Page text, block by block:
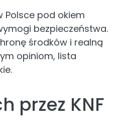
Polsce pod okiem
bezpieczeństwa.
środków i realną
opiniom, lista
przez KNF